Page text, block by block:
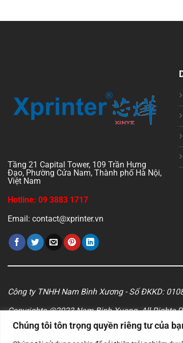
Chúng tôi tôn trọng quyền riêng tư của
Tầng 21 Capital Tower, 109 Trần Hưng
Đạo, Phường Cửa Nam, Thành phố Hà Nội,
Việt Nam
Hotline: 09 3883 1717
Email: contact@xprinter.vn
Công ty TNHH Nam Bình Xương - Số ĐKKD:
Copyrights @2023 Nam Binh Xuong. All Rights